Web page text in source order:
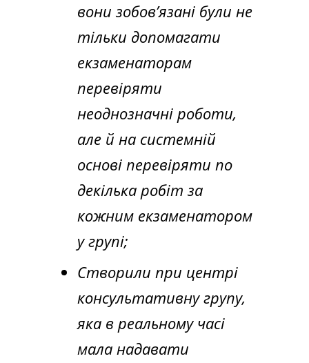
вони зобов’язані були не
тільки допомагати
екзаменаторам
перевіряти
неоднозначні роботи,
але й на системній
основі перевіряти по
декілька робіт за
кожним екзаменатором
у групі;
Створили при центрі
консультативну групу,
яка в реальному часі
мала надавати